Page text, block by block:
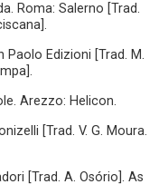
Roma: Salerno [Trad.
Paolo Edizioni [Trad. M.
Arezzo: Helicon.
[Trad. V. G. Moura.
[Trad. A. Osório]. As